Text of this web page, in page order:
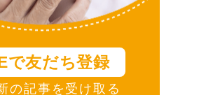
で友だち登録
の記事を受け取る